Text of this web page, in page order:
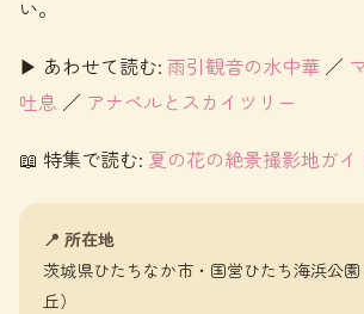
い。
▶ あわせて読む: 雨引観音の水中華 ／
吐息 ／ アナベルとスカイツリー
📖 特集で読む: 夏の花の絶景撮影地ガイ
📍 所在地
茨城県ひたちなか市・国営ひたち海浜公
丘）